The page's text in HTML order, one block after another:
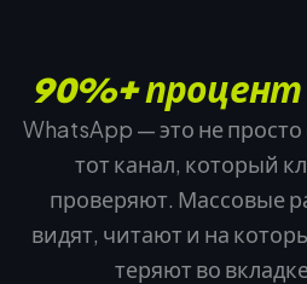
90%+
WhatsApp — это не
тот канал, который
проверяют. Массовые
видят, читают и на
теряют во